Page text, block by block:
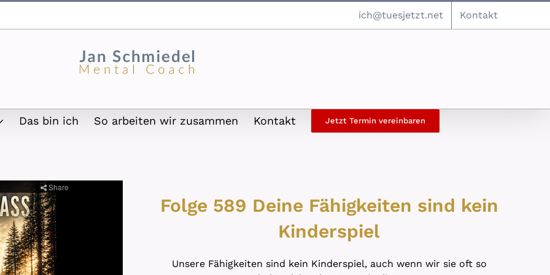
ich@tuesjetzt.net Kontakt
Das bin ich So arbeiten wir zusammen Kontakt Jetzt Termin vereinbaren
Folge 589 Deine Fähigkeiten sind kein
Kinderspiel
Unsere Fähigkeiten sind kein Kinderspiel, auch wenn wir sie oft so